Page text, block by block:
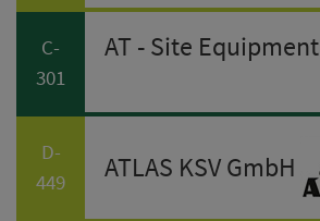
C-
301
AT - Site Equipment
D-
449
ATLAS KSV GmbH